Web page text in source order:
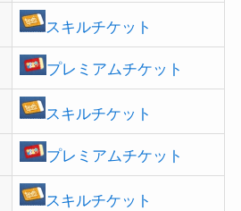
スキルチケット
プレミアムチケット
スキルチケット
プレミアムチケット
スキルチケット